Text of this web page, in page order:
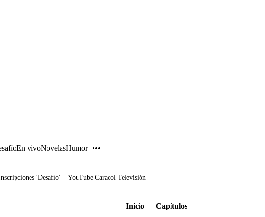
En vivoNovelasHumor
'Desafío' YouTube Caracol Televisión
Inicio Capítulos